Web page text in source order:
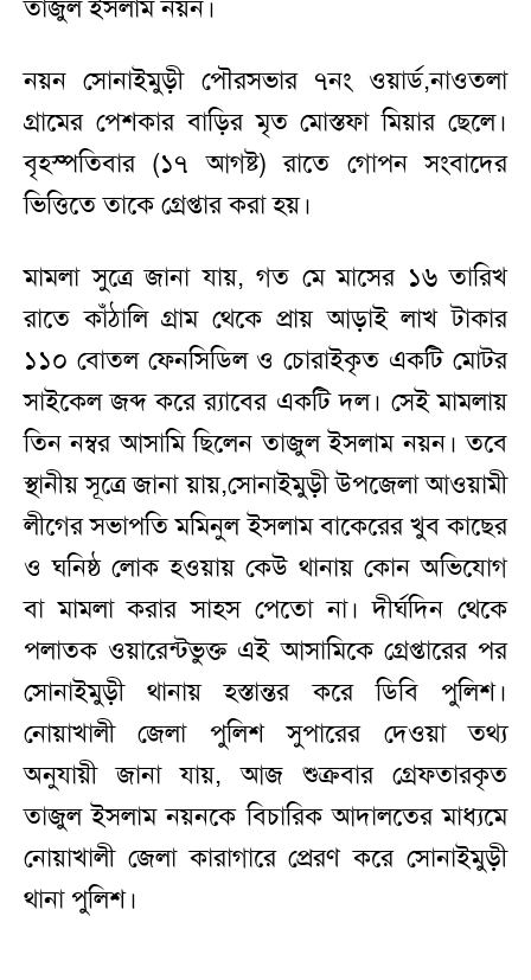
তাজুল ইসলাম নয়ন।
নয়ন সোনাইমুড়ী পৌরসভার ৭নং ওয়ার্ড,নাওতলা
গ্রামের পেশকার বাড়ির মৃত মোস্তফা মিয়ার ছেলে।
বৃহস্পতিবার (১৭ আগষ্ট) রাতে গোপন সংবাদের
ভিত্তিতে তাকে গ্রেপ্তার করা হয়।
মামলা সুত্রে জানা যায়, গত মে মাসের ১৬ তারিখ
রাতে কাঁঠালি গ্রাম থেকে প্রায় আড়াই লাখ টাকার
১১০ বোতল ফেনসিডিল ও চোরাইকৃত একটি মোটর
সাইকেল জব্দ করে র‌্যাবের একটি দল। সেই মামলায়
তিন নম্বর আসামি ছিলেন তাজুল ইসলাম নয়ন। তবে
স্থানীয় সূত্রে জানা য়ায়,সোনাইমুড়ী উপজেলা আওয়ামী
লীগের সভাপতি মমিনুল ইসলাম বাকেরের খুব কাছের
ও ঘনিষ্ঠ লোক হওয়ায় কেউ থানায় কোন অভিযোগ
বা মামলা করার সাহস পেতো না। দীর্ঘদিন থেকে
পলাতক ওয়ারেন্টভুক্ত এই আসামিকে গ্রেপ্তারের পর
সোনাইমুড়ী থানায় হস্তান্তর করে ডিবি পুলিশ।
নোয়াখালী জেলা পুলিশ সুপারের দেওয়া তথ্য
অনুযায়ী জানা যায়, আজ শুক্রবার গ্রেফতারকৃত
তাজুল ইসলাম নয়নকে বিচারিক আদালতের মাধ্যমে
নোয়াখালী জেলা কারাগারে প্রেরণ করে সোনাইমুড়ী
থানা পুলিশ।